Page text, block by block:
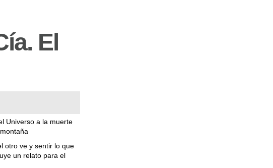
El
Universo a la muerte
otro ve y sentir lo que
un relato para el